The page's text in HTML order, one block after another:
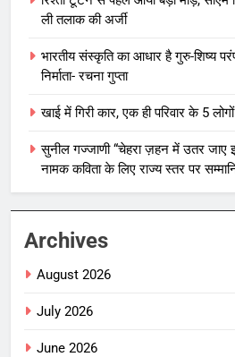
ली तलाक की अर्जी
भारतीय संस्कृति का आधार है गुरु-शिष्य
निर्माता- रचना गुप्ता
खाई में गिरी कार, एक ही परिवार के 5
सुनील गज्जाणी “चेहरा ज़हन में उतर जाए
नामक कविता के लिए राज्य स्तर पर
Archives
August 2026
July 2026
June 2026